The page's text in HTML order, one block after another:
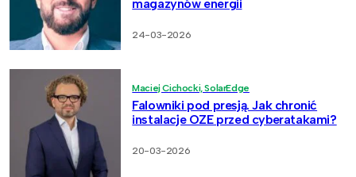
magazynów energii
24-03-2026
Maciej Cichocki, SolarEdge
Falowniki pod presją. Jak chronić
instalacje OZE przed cyberatakami?
20-03-2026